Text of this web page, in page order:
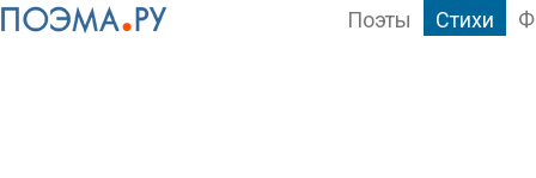
Поэты Стихи